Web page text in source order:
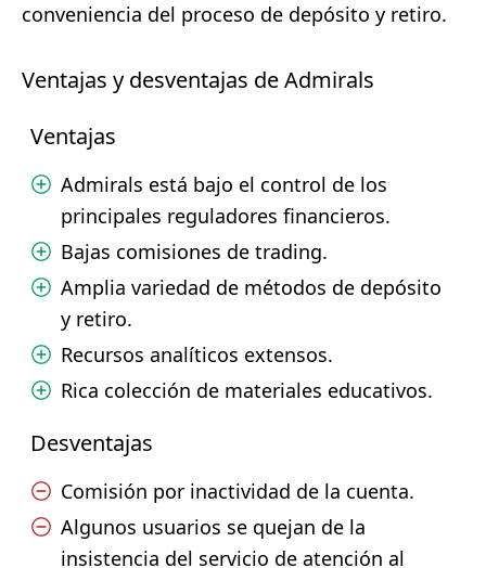
conveniencia del proceso de depósito y retiro.
Ventajas y desventajas de Admirals
Ventajas
Admirals está bajo el control de los
principales reguladores financieros.
Bajas comisiones de trading.
Amplia variedad de métodos de depósito
y retiro.
Recursos analíticos extensos.
Rica colección de materiales educativos.
Desventajas
Comisión por inactividad de la cuenta.
Algunos usuarios se quejan de la
insistencia del servicio de atención al